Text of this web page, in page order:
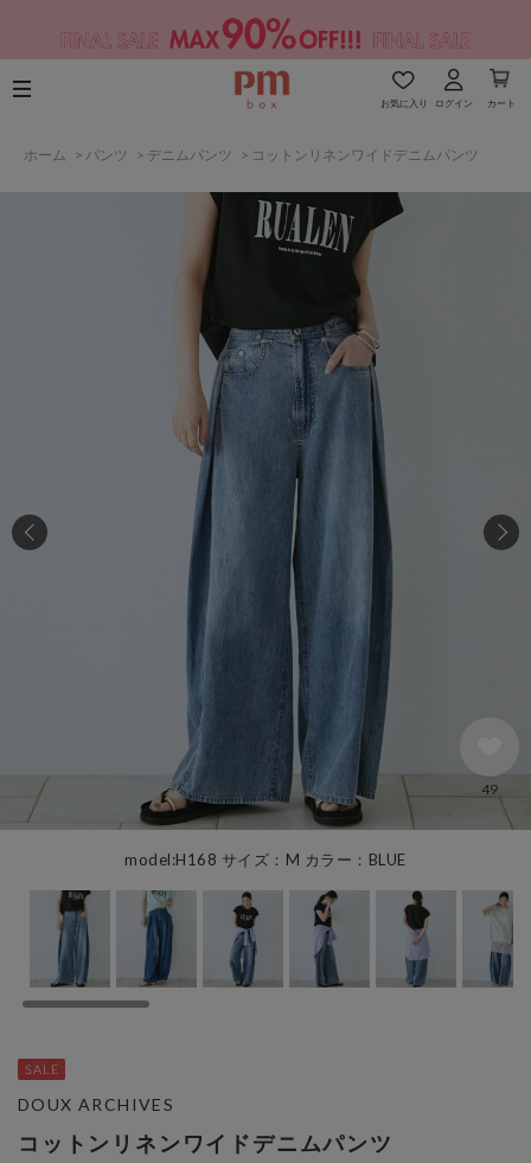
お気に入り ログイン カート
ホーム > パンツ > デニムパンツ > コットンリネンワイドデニムパンツ
model:H168 サイズ：M カラー：BLUE
49
コットンリネンワイドデニムパンツ
DOUX ARCHIVES